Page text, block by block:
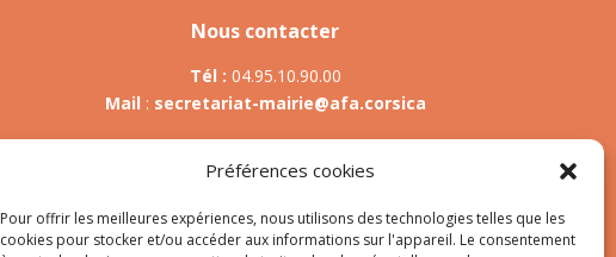
Préférences cookies
Pour offrir les meilleures expériences, nous utilisons des technologies telles que les
cookies pour stocker et/ou accéder aux informations sur l'appareil. Le consentement
Nous contacter
Tél : 04.95.10.90.00
Mail : secretariat-mairie@afa.corsica
785 Strada d’Afà – Merria 20167 Afa